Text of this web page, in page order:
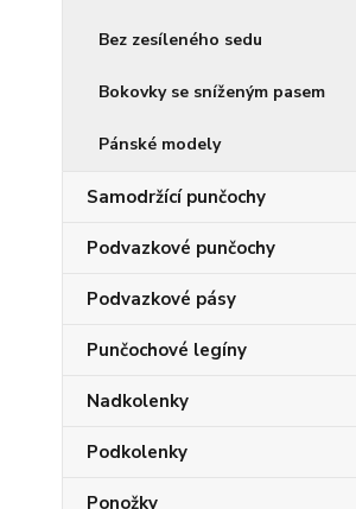
Bez zesíleného sedu
Bokovky se sníženým pasem
Pánské modely
Samodržící punčochy
Podvazkové punčochy
Podvazkové pásy
Punčochové legíny
Nadkolenky
Podkolenky
Ponožky